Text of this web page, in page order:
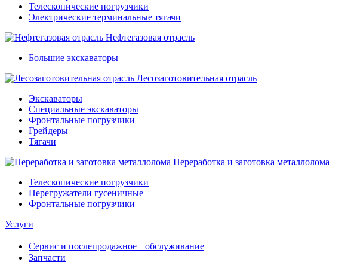
Телескопические погрузчики
Электрические терминальные тягачи
Нефтегазовая отрасль
Большие экскаваторы
Лесозаготовительная отрасль
Экскаваторы
Специальные экскаваторы
Фронтальные погрузчики
Грейдеры
Тягачи
Переработка и заготовка металлолома
Телескопические погрузчики
Перегружатели гусеничные
Фронтальные погрузчики
Услуги
Сервис и послепродажное обслуживание
Запчасти